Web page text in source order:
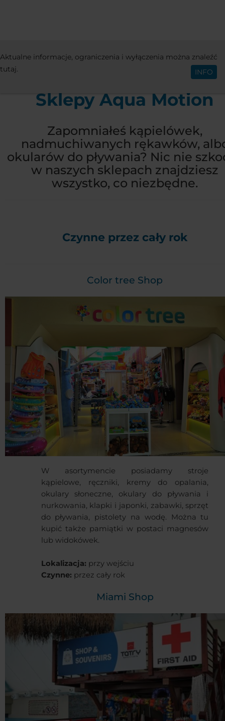
Polski
ATRAKCJE SKLEPY SKLEPY AQUA
Sklepy Aqua Motion
Zapomniałeś kąpielówek,
nadmuchiwanych rękawków,
okularów do pływania? Nic nie
w naszych sklepach znajdziesz
wszystko, co niezbędne.
Czynne przez cały rok
Color tree Shop
W asortymencie posiadamy stroje
kąpielowe, ręczniki, kremy do opalania,
okulary słoneczne, okulary do pływania i
nurkowania, klapki i japonki, zabawki, sprzęt
do pływania, pistolety na wodę. Można tu
kupić także pamiątki w postaci magnesów
lub widokówek.
Lokalizacja: przy wejściu
Czynne: przez cały rok
Miami Shop
Aktualne informacje, ograniczenia i wyłączenia można znaleźć
tutaj.
INFO